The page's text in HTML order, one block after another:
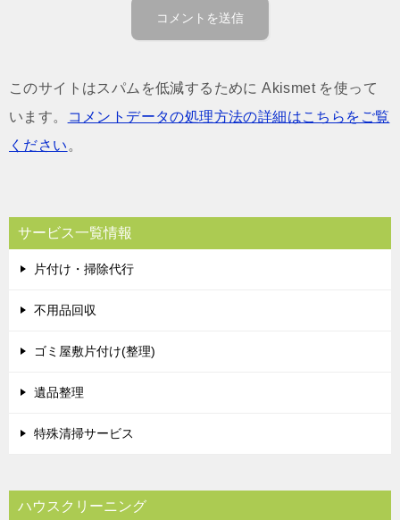
このサイトはスパムを低減するために Akismet を使って
います。
コメントデータの処理方法の詳細はこちらをご覧
ください 。
サービス一覧情報
片付け・掃除代行
不用品回収
ゴミ屋敷片付け(整理)
遺品整理
特殊清掃サービス
ハウスクリーニング